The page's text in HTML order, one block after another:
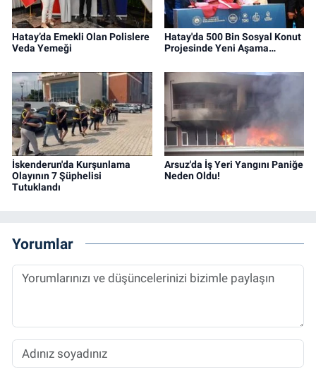
Hatay’da Emekli Olan Polislere
Veda Yemeği
Hatay'da 500 Bin Sosyal Konut
Projesinde Yeni Aşama…
İskenderun'da Kurşunlama
Olayının 7 Şüphelisi
Tutuklandı
Arsuz'da İş Yeri Yangını Paniğe
Neden Oldu!
Yorumlar